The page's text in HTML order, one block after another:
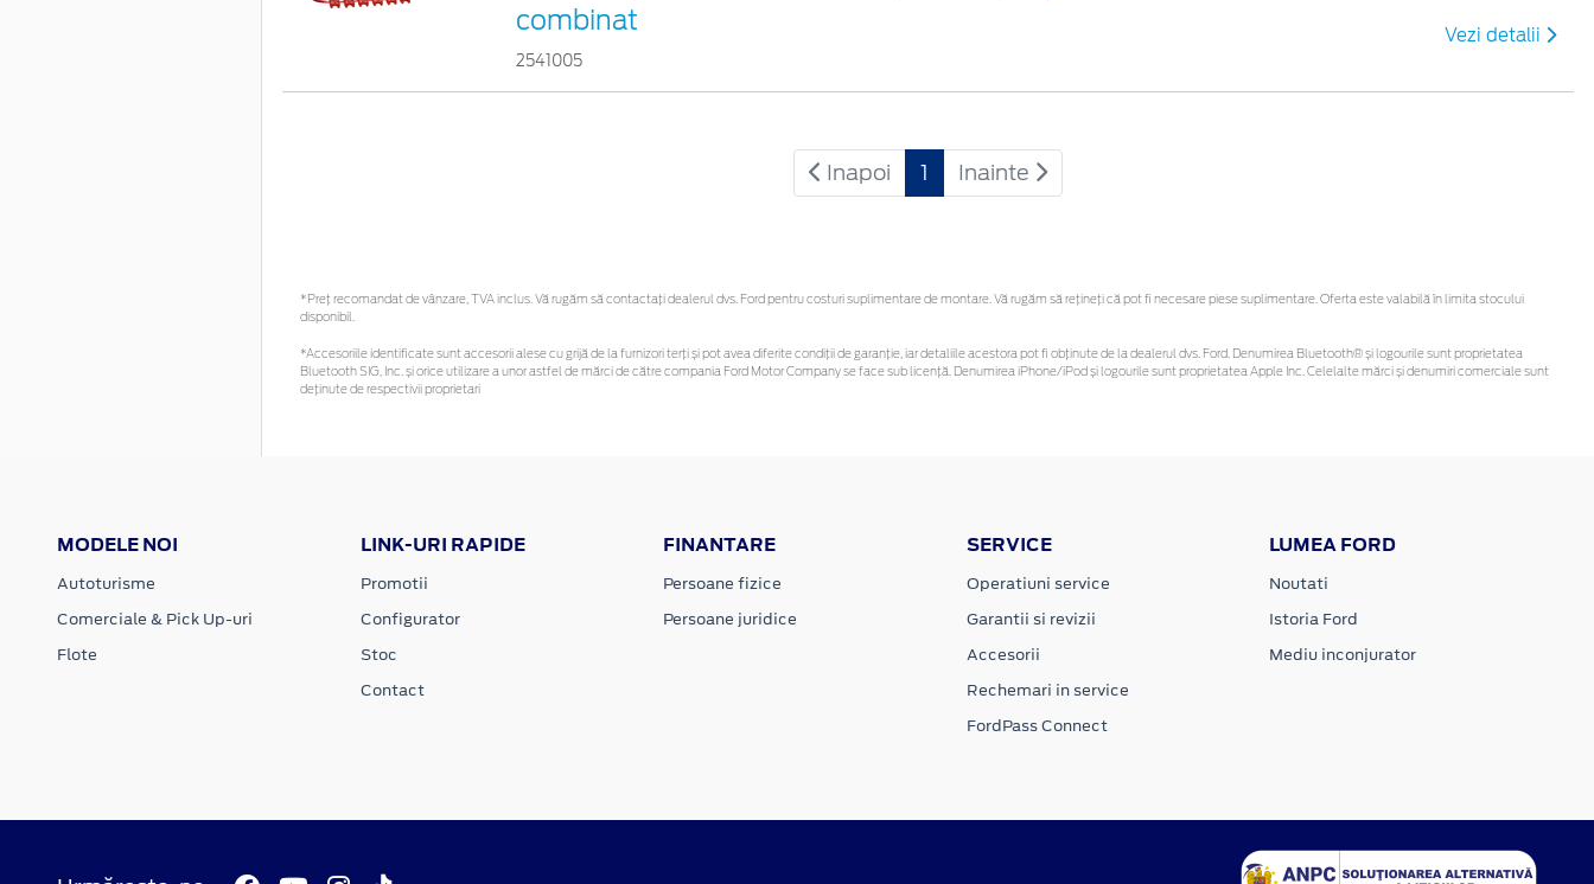
combinat
2541005
Vezi detalii
Inapoi 1 Inainte
*Preţ recomandat de vânzare, TVA inclus. Vă rugăm să contactaţi dealerul dvs. Ford pentru costuri suplimentare de montare. Vă rugăm să rețineți că pot fi necesare piese suplimentare. Oferta este valabilă în limita stocului
disponibil.
*Accesoriile identificate sunt accesorii alese cu grijă de la furnizori terți și pot avea diferite condiții de garanție, iar detaliile acestora pot fi obținute de la dealerul dvs. Ford. Denumirea Bluetooth® și logourile sunt proprietatea
Bluetooth SIG, Inc. și orice utilizare a unor astfel de mărci de către compania Ford Motor Company se face sub licență. Denumirea iPhone/iPod și logourile sunt proprietatea Apple Inc. Celelalte mărci și denumiri comerciale sunt
deținute de respectivii proprietari
MODELE NOI
Autoturisme
Comerciale & Pick Up-uri
Flote
LINK-URI RAPIDE
Promotii
Configurator
Stoc
Contact
FINANTARE
Persoane fizice
Persoane juridice
SERVICE
Operatiuni service
Garantii si revizii
Accesorii
Rechemari in service
FordPass Connect
LUMEA FORD
Noutati
Istoria Ford
Mediu inconjurator